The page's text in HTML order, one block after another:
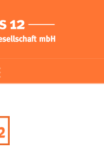
Navigation